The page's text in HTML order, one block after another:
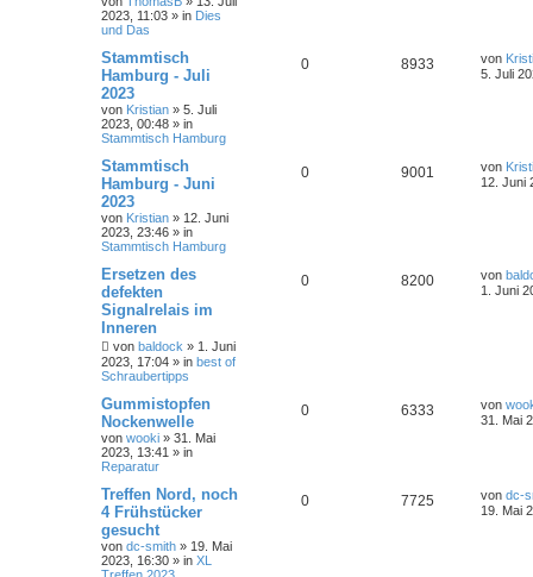
2023, 11:03 » in Dies
und Das
Stammtisch
Hamburg - Juli
2023
von Kristian » 5. Juli
2023, 00:48 » in
Stammtisch Hamburg
0 8933 von
5. Juli
Stammtisch
Hamburg - Juni
2023
von Kristian » 12. Juni
2023, 23:46 » in
Stammtisch Hamburg
0 9001 von
12. Juni
Ersetzen des
defekten
Signalrelais im
Inneren
von baldock » 1. Juni
2023, 17:04 » in best of
Schraubertipps
0 8200 von
1. Juni
Gummistopfen
Nockenwelle
von wooki » 31. Mai
2023, 13:41 » in
Reparatur
0 6333 von
31. Mai
Treffen Nord, noch
4 Frühstücker
gesucht
von dc-smith » 19. Mai
2023, 16:30 » in XL
0 7725 von dc-
19. Mai